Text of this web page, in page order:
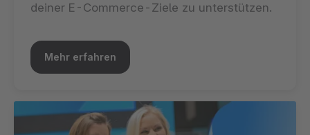
deiner E-Commerce-Ziele zu unterstützen.
Mehr erfahren